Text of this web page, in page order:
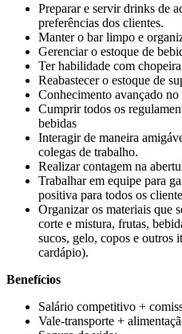
Preparar e servir drinks de
preferências dos clientes.
Manter o bar limpo e
Gerenciar o estoque de
Ter habilidade com
Reabastecer o estoque de
Conhecimento avançado no
Cumprir todos os
bebidas
Interagir de maneira
colegas de trabalho.
Realizar contagem na
Trabalhar em equipe para
positiva para todos os
Organizar os materiais que
corte e mistura, frutas,
sucos, gelo, copos e outros
cardápio).
Benefícios
Salário competitivo +
Vale-transporte +